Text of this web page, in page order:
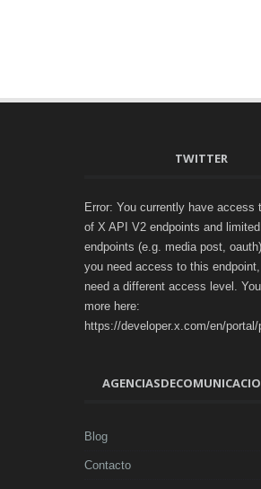
TWITTER
Error: You currently have access
of X API V2 endpoints and limited
endpoints (e.g. media post,
you need access to this
need a different access level.
more here:
https://developer.x.com/en/portal/
Blog
Contacto